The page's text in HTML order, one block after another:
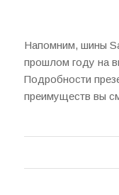
Напомним, шины
прошлом году на
Подробности
преимуществ вы